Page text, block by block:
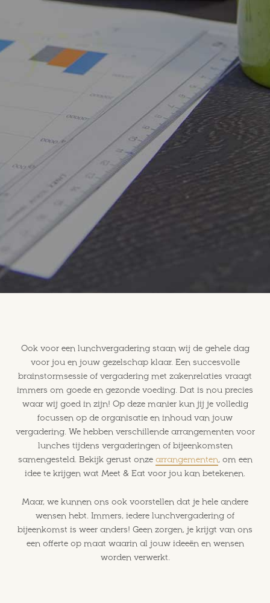
Ook voor een lunchvergadering staan wij de gehele dag
voor jou en jouw gezelschap klaar. Een succesvolle
brainstormsessie of vergadering met zakenrelaties vraagt
immers om goede en gezonde voeding. Dat is nou precies
waar wij goed in zijn! Op deze manier kun jij je volledig
focussen op de organisatie en inhoud van jouw
vergadering. We hebben verschillende arrangementen voor
lunches tijdens vergaderingen of bijeenkomsten
samengesteld. Bekijk gerust onze arrangementen, om een
idee te krijgen wat Meet & Eat voor jou kan betekenen.
Maar, we kunnen ons ook voorstellen dat je hele andere
wensen hebt. Immers, iedere lunchvergadering of
bijeenkomst is weer anders! Geen zorgen, je krijgt van ons
een offerte op maat waarin al jouw ideeën en wensen
worden verwerkt.